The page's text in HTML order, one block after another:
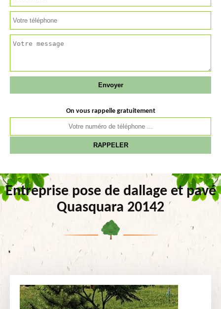
On vous rappelle gratuitement
Entreprise pose de dallage et pavé
Quasquara 20142